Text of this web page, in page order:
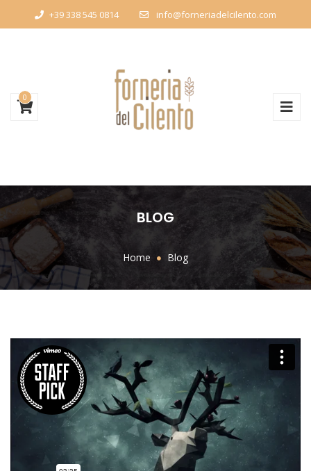
+39 338 545 0814 info@forneriadelcilento.com
0
BLOG
Home Blog